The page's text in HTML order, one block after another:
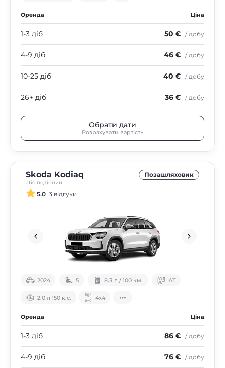
Оренда Ціна
1-3 діб 50 € / добу
4-9 діб 46 € / добу
10-25 діб 40 € / добу
26+ діб 36 € / добу
Обрати дати
Розрахувати вартість
Skoda Kodiaq
або подібний
Позашляховик
5.0 3 відгуки
2024 5 8.3 л / 100 км. АТ
2.0 л 150 к.с. 4х4
Оренда Ціна
1-3 діб 86 € / добу
4-9 діб 76 € / добу